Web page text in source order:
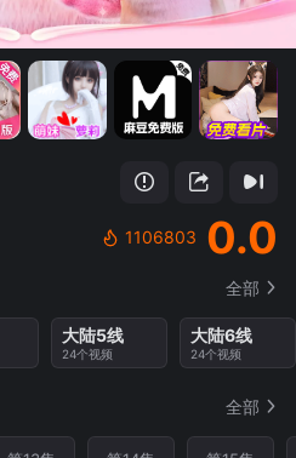
1106803 0.0
全部
大陆5线
24个视频
大陆6线
24个视频
全部